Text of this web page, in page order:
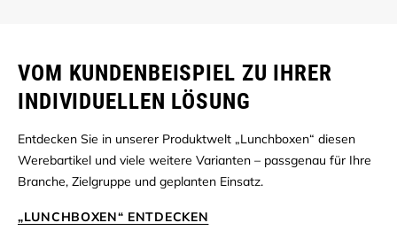
VOM KUNDENBEISPIEL ZU IHRER
INDIVIDUELLEN LÖSUNG
Entdecken Sie in unserer Produktwelt „Lunchboxen“ diesen
Werebartikel und viele weitere Varianten – passgenau für Ihre
Branche, Zielgruppe und geplanten Einsatz.
„LUNCHBOXEN“ ENTDECKEN